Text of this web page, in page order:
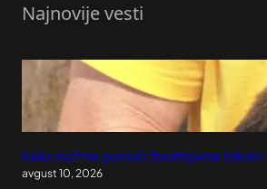
Najnovije vesti
Kako možete pomoći životinjama tokom
avgust 10, 2026